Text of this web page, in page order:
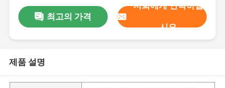
최고의 가격
저희에게 연락하십
시오
제품 설명